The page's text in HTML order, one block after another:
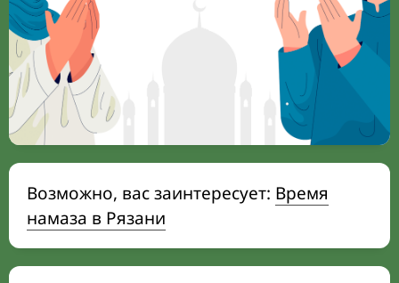
Возможно, вас заинтересует: Время
намаза в Рязани